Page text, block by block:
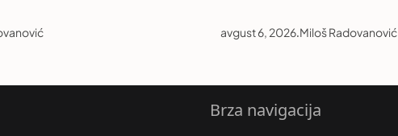
avgust 6, 2026.Miloš Radovanović
Brza navigacija